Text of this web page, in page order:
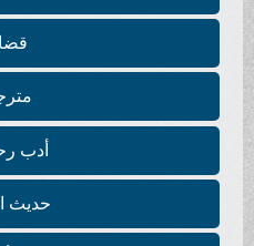
قضايا
مترجم
أدب
حديث